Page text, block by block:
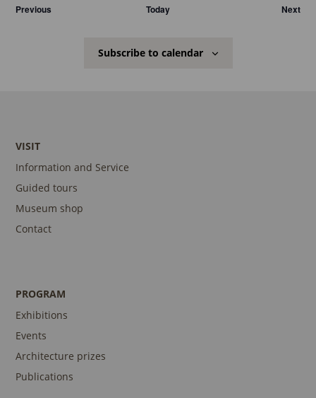
Previous Today Next
Subscribe to calendar
VISIT
Information and Service
Guided tours
Museum shop
Contact
PROGRAM
Exhibitions
Events
Architecture prizes
Publications